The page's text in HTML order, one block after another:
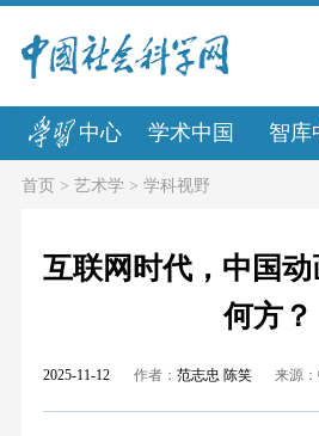
中心 学术中国 智库
首页> 艺术学 > 学科视野
互联网时代，中国动
何方？
2025-11-12 作者： 范志忠 陈笑 来源：